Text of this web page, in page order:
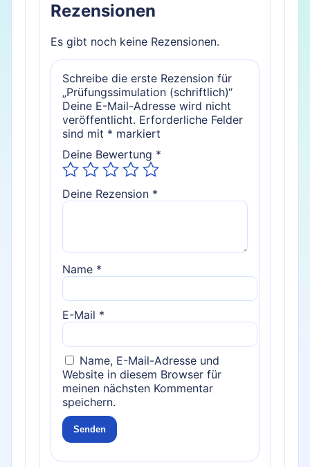
Rezensionen
Es gibt noch keine Rezensionen.
Schreibe die erste Rezension für
„Prüfungssimulation (schriftlich)“
Deine E-Mail-Adresse wird nicht
veröffentlicht. Erforderliche Felder
sind mit * markiert
Deine Bewertung *
Deine Rezension *
Name *
E-Mail *
Name, E-Mail-Adresse und
Website in diesem Browser für
meinen nächsten Kommentar
speichern.